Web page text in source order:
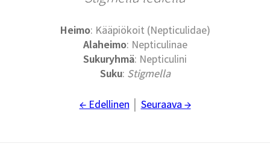
Heimo: Kääpiökoit (Nepticulidae)
Alaheimo: Nepticulinae
Sukuryhmä: Nepticulini
Suku: Stigmella
← Edellinen Seuraava →